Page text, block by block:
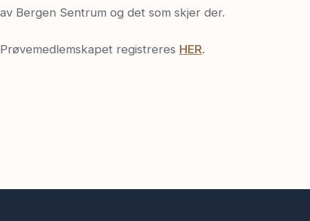
av Bergen Sentrum og det som skjer der.
Prøvemedlemskapet registreres HER.